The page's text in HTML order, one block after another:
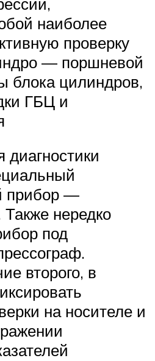
наиболее
проверку
— поршневой
блока цилиндров,
ГБЦ и
прибор —
нередко
под
второго, в
на носителе и